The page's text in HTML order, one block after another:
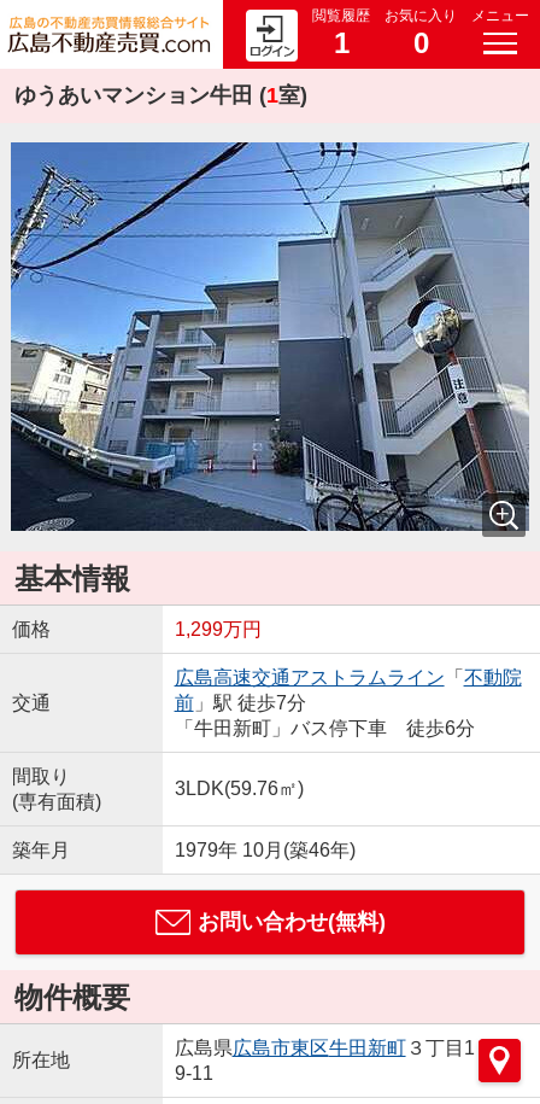
閲覧履歴
1
お気に入り
0
メニュー
ゆうあいマンション牛田 (1室)
基本情報
価格 1,299万円
交通
広島高速交通アストラムライン 「 不動院
前」駅 徒歩7分
「牛田新町」バス停下車 徒歩6分
間取り
(専有面積)
3LDK(59.76㎡)
築年月 1979年 10月(築46年)
お問い合わせ(無料)
物件概要
所在地
広島県広島市東区牛田新町３丁目1
9-11